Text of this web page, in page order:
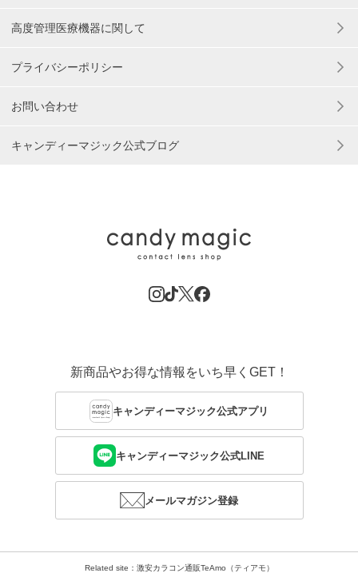
高度管理医療機器に関して
プライバシーポリシー
お問い合わせ
キャンディーマジック公式ブログ
新商品やお得な情報をいち早くGET！
キャンディーマジック公式アプリ
キャンディーマジック公式LINE
メールマガジン登録
Related site：激安カラコン通販TeAmo（ティアモ）